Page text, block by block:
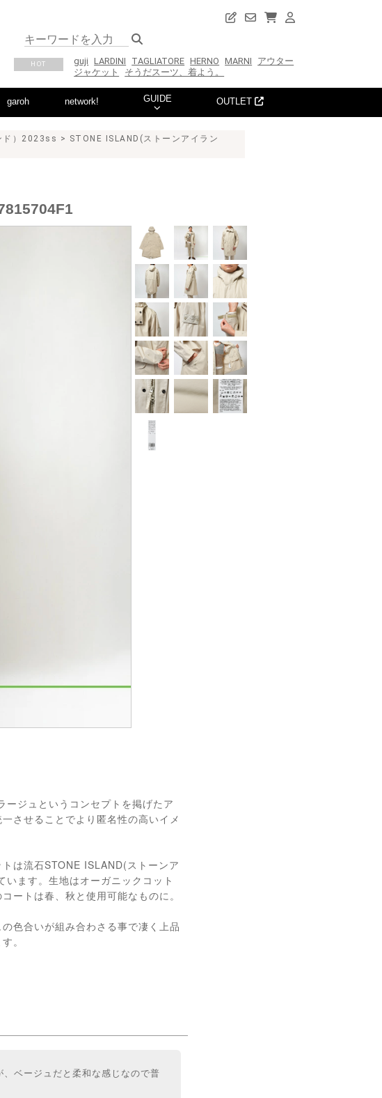
HOT guji LARDINI TAGLIATORE HERNO MARNI
アウター
ジャケット
そうだスーツ、着よう。
garoh network! GUIDE OUTLET
ド）2023ss > STONE ISLAND(ストーンアイラン
ジュというコンセプトを掲げたア
させることでより匿名性の高いイメ
は流石STONE ISLAND(ストーンア
ます。生地はオーガニックコット
ートは春、秋と使用可能なものに。
色合いが組み合わさる事で凄く上品
。
ベージュだと柔和な感じなので普